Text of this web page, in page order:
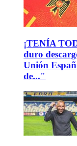
¡TENÍA
duro
Unión
de..."